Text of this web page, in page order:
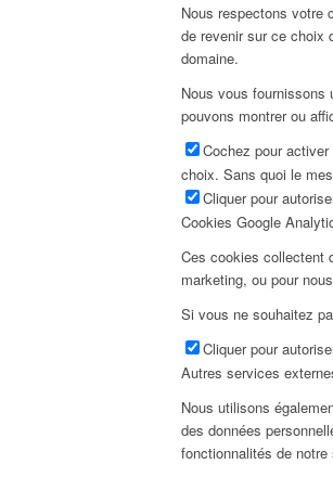
Nous respectons votre
de revenir sur ce choix
domaine.
Nous vous
pouvons montrer ou
Cochez pour
choix. Sans quoi le
Cliquer pour
Cookies Google
Ces cookies collectent
marketing, ou pour
Si vous ne souhaitez
Cliquer pour
Autres services
Nous utilisons
des données
fonctionnalités de